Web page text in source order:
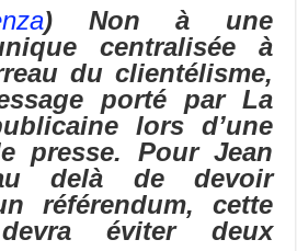
gr
a
m
p
c
h
at
l
y
Li
n
k
d
o
n
es
t
p
p
ta
g
er
) Non à une
centralisée à
du clientélisme,
porté par La
lors d’une
presse. Pour Jean
delà de devoir
référendum, cette
éviter deux